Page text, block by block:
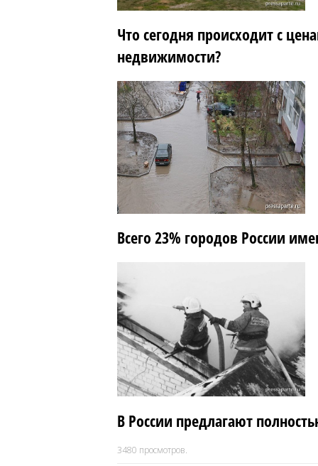
Что сегодня происходит с
недвижимости?
Всего 23% городов России
В России предлагают
3480 просмотров.